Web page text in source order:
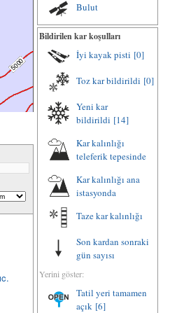
Bulut
Bildirilen kar koşulları
İyi kayak pisti [0]
Toz kar bildirildi [0]
Yeni kar
bildirildi [14]
Kar kalınlığı
teleferik tepesinde
Kar kalınlığı ana
istasyonda
Taze kar kalınlığı
Son kardan sonraki
gün sayısı
Yerini göster:
Tatil yeri tamamen
açık [6]